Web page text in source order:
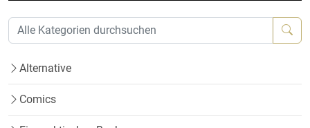
Alternative
Comics